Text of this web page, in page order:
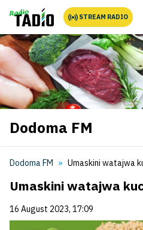
STREAM RADIO
Dodoma FM
Dodoma FM Umaskini watajwa
Umaskini watajwa
16 August 2023, 17:09